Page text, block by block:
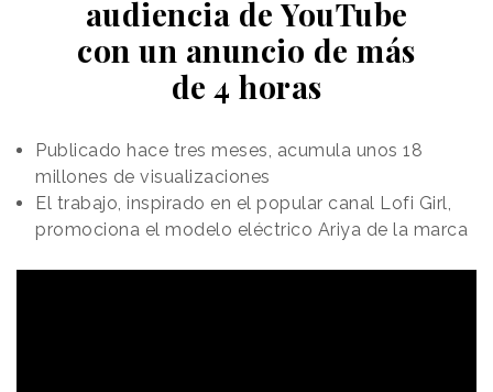
audiencia de YouTube
con un anuncio de más
de 4 horas
Publicado hace tres meses, acumula unos 18
millones de visualizaciones
El trabajo, inspirado en el popular canal Lofi Girl,
promociona el modelo eléctrico Ariya de la marca